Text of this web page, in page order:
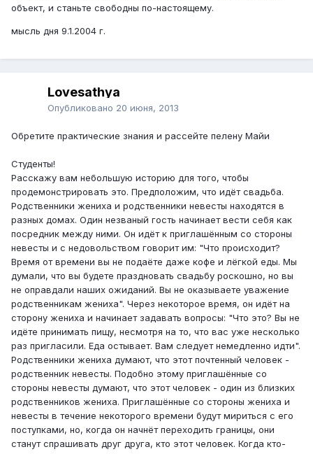
объект, и станьте свободны по-настоящему.
мысль дня 9.1.2004 г.
Lovesathya
Опубликовано 20 июня, 2013
Обретите практические знания и рассейте пелену Майи
Студенты!
Расскажу вам небольшую историю для того, чтобы
продемонстрировать это. Предположим, что идёт свадьба.
Родственники жениха и родственники невесты находятся в
разных домах. Один незваный гость начинает вести себя как
посредник между ними. Он идёт к приглашённым со стороны
невесты и с недовольством говорит им: "Что происходит?
Время от времени вы не подаёте даже кофе и лёгкой еды. Мы
думали, что вы будете праздновать свадьбу роскошно, но вы
не оправдали наших ожиданий. Вы не оказываете уважение
родственникам жениха". Через некоторое время, он идёт на
сторону жениха и начинает задавать вопросы: "Что это? Вы не
идёте принимать пищу, несмотря на то, что вас уже несколько
раз пригласили. Еда остывает. Вам следует немедленно идти".
Родственники жениха думают, что этот почтенный человек -
родственник невесты. Подобно этому приглашённые со
стороны невесты думают, что этот человек - один из близких
родственников жениха. Приглашённые со стороны жениха и
невесты в течение некоторого времени будут мириться с его
поступками, но, когда он начнёт переходить границы, они
станут спрашивать друг друга, кто этот человек. Когда кто-